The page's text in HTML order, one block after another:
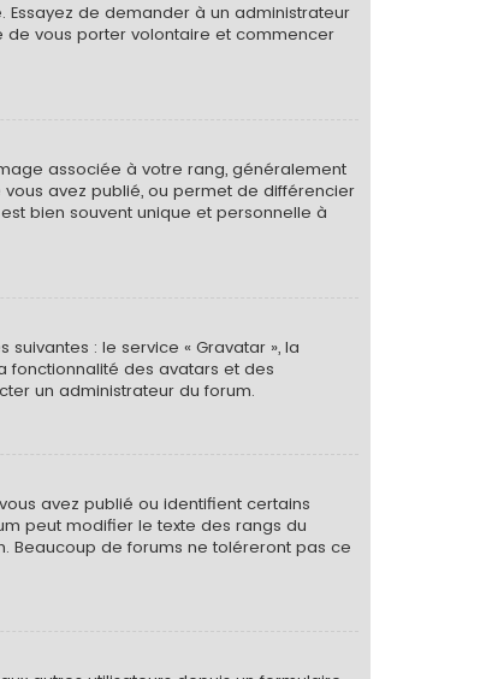
Essayez de demander à un administrateur
de vous porter volontaire et commencer
associée à votre rang, généralement
avez publié, ou permet de différencier
bien souvent unique et personnelle à
: le service « Gravatar », la
fonctionnalité des avatars et des
un administrateur du forum.
avez publié ou identifient certains
peut modifier le texte des rangs du
Beaucoup de forums ne toléreront pas ce